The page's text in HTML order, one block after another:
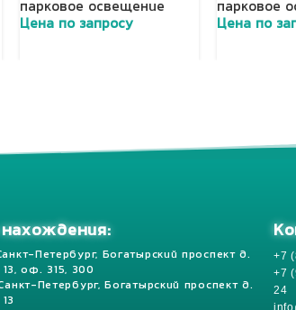
парковое освещение
Цена по запросу
парковое
Цена по
Петербург, Богатырский проспект д.
13, оф. 315, 300
Петербург, Богатырский проспект д.
+7
+7
24